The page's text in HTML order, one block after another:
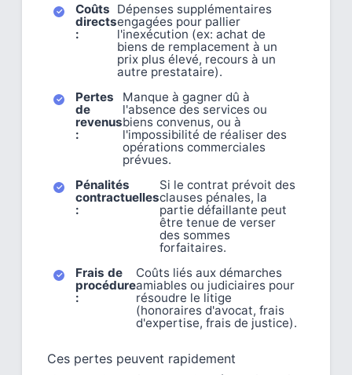
Coûts
directs
:
Dépenses supplémentaires
engagées pour pallier
l'inexécution (ex: achat de
biens de remplacement à un
prix plus élevé, recours à un
autre prestataire).
Pertes
de
revenus
:
Manque à gagner dû à
l'absence des services ou
biens convenus, ou à
l'impossibilité de réaliser des
opérations commerciales
prévues.
Pénalités
contractuelles
:
Si le contrat prévoit des
clauses pénales, la
partie défaillante peut
être tenue de verser
des sommes
forfaitaires.
Frais de
procédure
:
Coûts liés aux démarches
amiables ou judiciaires pour
résoudre le litige
(honoraires d'avocat, frais
d'expertise, frais de justice).
Ces pertes peuvent rapidement